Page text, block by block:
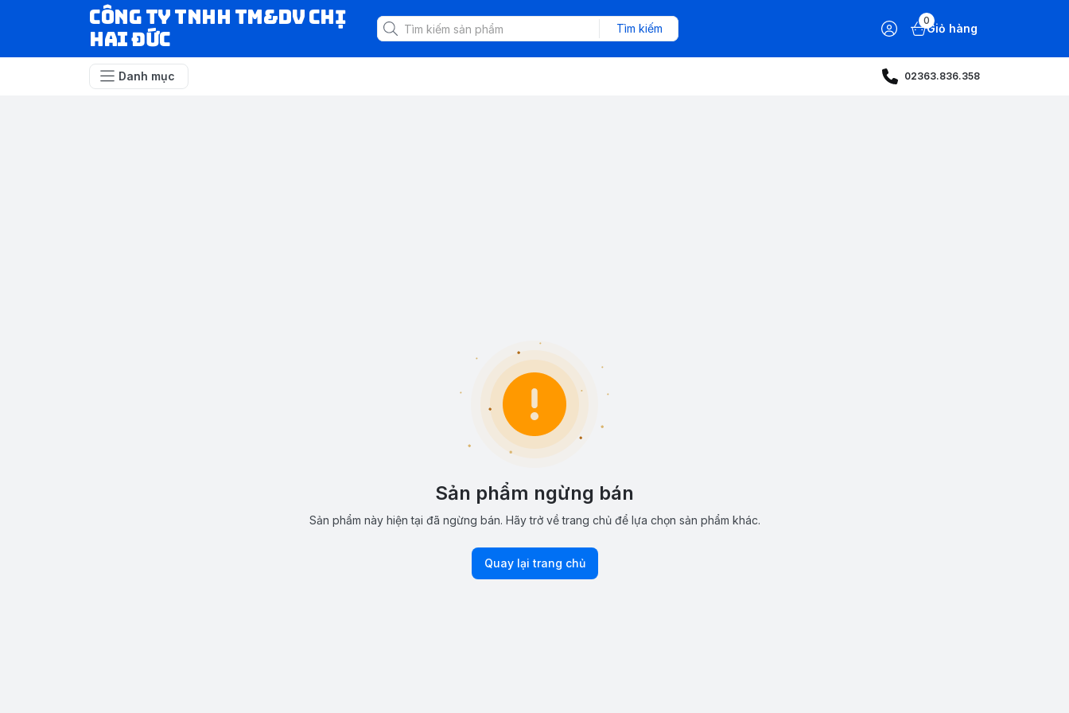
CÔNG TY TNHH TM&DV CHỊ
HAI ĐỨC
Tìm kiếm
0
Giỏ hàng
Danh mục 02363.836.358
Sản phẩm ngừng bán
Sản phẩm này hiện tại đã ngừng bán. Hãy trở về trang chủ để lựa chọn sản phẩm khác.
Quay lại trang chủ